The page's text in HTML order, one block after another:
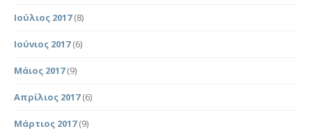
Ιούλιος 2017(8)
Ιούνιος 2017(6)
Μάιος 2017(9)
Απρίλιος 2017(6)
Μάρτιος 2017(9)